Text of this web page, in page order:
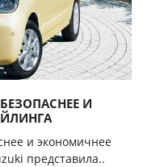
И
и экономичнее
представила..